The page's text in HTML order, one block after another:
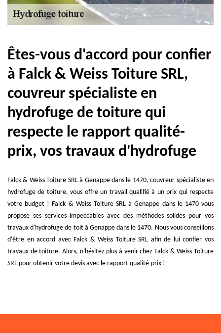
Êtes-vous d'accord pour confier
à Falck & Weiss Toiture SRL,
couvreur spécialiste en
hydrofuge de toiture qui
respecte le rapport qualité-
prix, vos travaux d'hydrofuge
Falck & Weiss Toiture SRL à Genappe dans le 1470, couvreur spécialiste en
hydrofuge de toiture, vous offre un travail qualifié à un prix qui respecte
votre budget ! Falck & Weiss Toiture SRL à Genappe dans le 1470 vous
propose ses services impeccables avec des méthodes solides pour vos
travaux d'hydrofuge de toit à Genappe dans le 1470. Nous vous conseillons
d'être en accord avec Falck & Weiss Toiture SRL afin de lui confier vos
travaux de toiture. Alors, n'hésitez plus à venir chez Falck & Weiss Toiture
SRL pour obtenir votre devis avec le rapport qualité-prix !